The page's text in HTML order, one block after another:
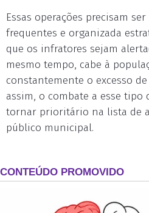
Essas operações precisam
frequentes e organizada
que os infratores sejam
mesmo tempo, cabe à
constantemente o excesso
assim, o combate a esse tipo
tornar prioritário na lista de
público municipal.